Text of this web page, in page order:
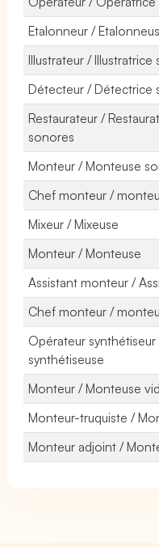
Etalonneur /
Illustrateur / Illustratrice
Détecteur / Détectrice
Restaurateur /
sonores
Monteur / Monteuse
Chef monteur /
Mixeur / Mixeuse
Monteur / Monteuse
Assistant monteur /
Chef monteur /
Opérateur
synthétiseuse
Monteur / Monteuse
Monteur-truquiste /
Monteur adjoint /